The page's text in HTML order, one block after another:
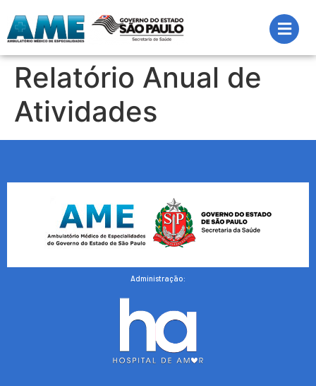
Relatório Anual de
Atividades
Administração: